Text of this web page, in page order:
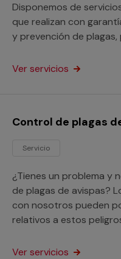
Disponemos de
que realizan con
y prevención de
vecinos.
Ver servicios
Control de plagas
Servicio
¿Tienes un problema y
de plagas de avispas?
con nosotros pueden
relativos a estos
Ver servicios